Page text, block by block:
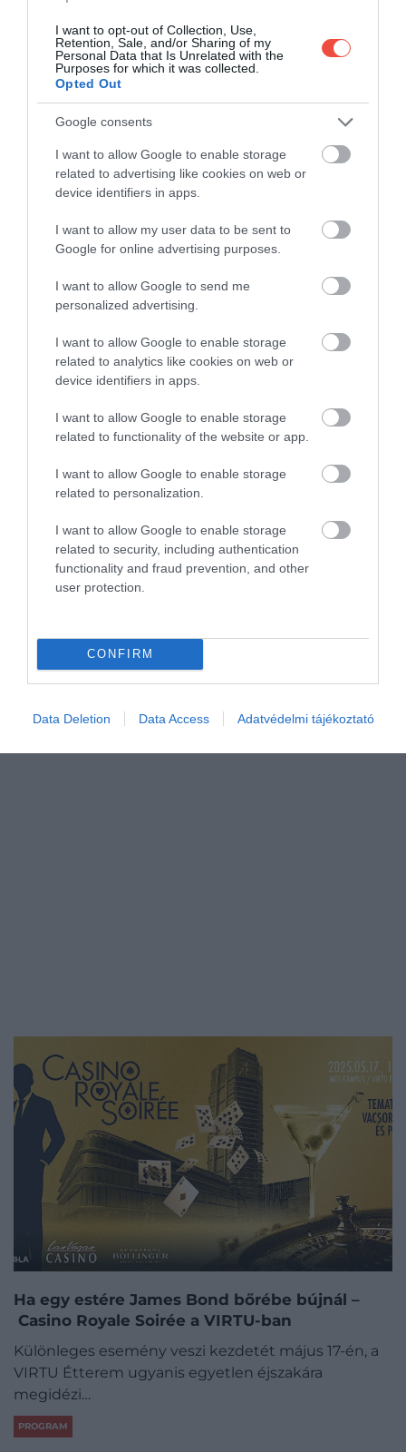
I want to opt-out of Collection, Use,
Retention, Sale, and/or Sharing of my
Personal Data that Is Unrelated with the
Purposes for which it was collected.
Opted Out
Google consents
I want to allow Google to enable storage
related to advertising like cookies on web or
device identifiers in apps.
I want to allow my user data to be sent to
Google for online advertising purposes.
I want to allow Google to send me
personalized advertising.
I want to allow Google to enable storage
related to analytics like cookies on web or
device identifiers in apps.
I want to allow Google to enable storage
related to functionality of the website or app.
I want to allow Google to enable storage
related to personalization.
I want to allow Google to enable storage
related to security, including authentication
functionality and fraud prevention, and other
user protection.
CONFIRM
Data Deletion Data Access Adatvédelmi tájékoztató
Világbajnok szendvicsek, amikkel új szintre
Egyszerűek, finomak, táplálóak és gyorsan
összekészíthetőek: a szendvicsek nem a
véletlennek…
GASZTRO
Ha egy estére James Bond bőrébe bújnál –
Casino Royale Soirée a VIRTU-ban
Különleges esemény veszi kezdetét május 17-én, a
VIRTU Étterem ugyanis egyetlen éjszakára
megidézi…
PROGRAM